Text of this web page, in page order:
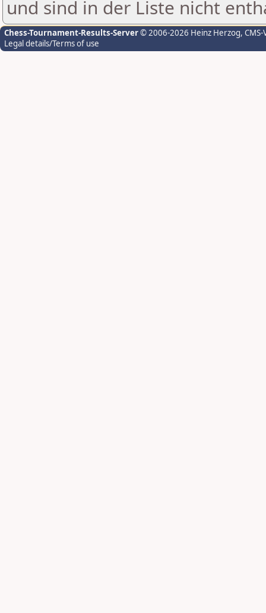
und sind in der Liste nicht
Chess-Tournament-Results-Server© 2006-2026 Heinz Herzog,
Legal details/Terms of use